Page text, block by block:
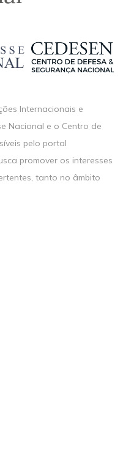
Internacionais e
Nacional e o Centro de
pelo portal
promover os interesses
tanto no âmbito